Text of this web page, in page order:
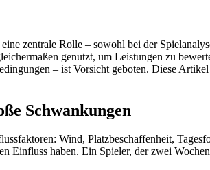
zentrale Rolle – sowohl bei der
genutzt, um Leistungen zu
– ist Vorsicht geboten. Diese
Schwankungen
Wind, Platzbeschaffenheit,
Einfluss haben. Ein Spieler, der zwei